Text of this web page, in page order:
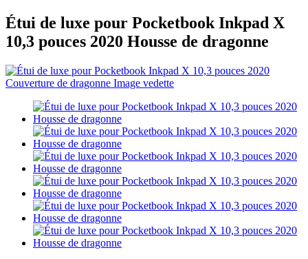
Étui de luxe pour Pocketbook Inkpad X
10,3 pouces 2020 Housse de dragonne